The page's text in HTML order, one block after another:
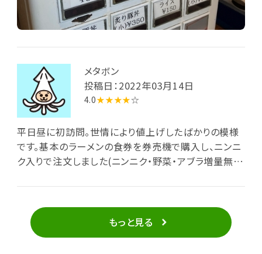
メタボン
投稿日：2022年03月14日
4.0★★★★☆
平日昼に初訪問。世情により値上げしたばかりの模様
です。基本のラーメンの食券を券売機で購入し、ニンニ
ク入りで注文しました(ニンニク・野菜・アブラ増量無料
各々にプラ板を立てて対策しています。コップ水・塗り
箸・レンゲは冷水機脇に置いてあり、セルフで取りに行
く形です。10分程で丼到来。載っている豚バラ叉焼の厚
さ(1cm超)とサイズ・量(3枚)にやや圧倒されます。野菜
もっと見る